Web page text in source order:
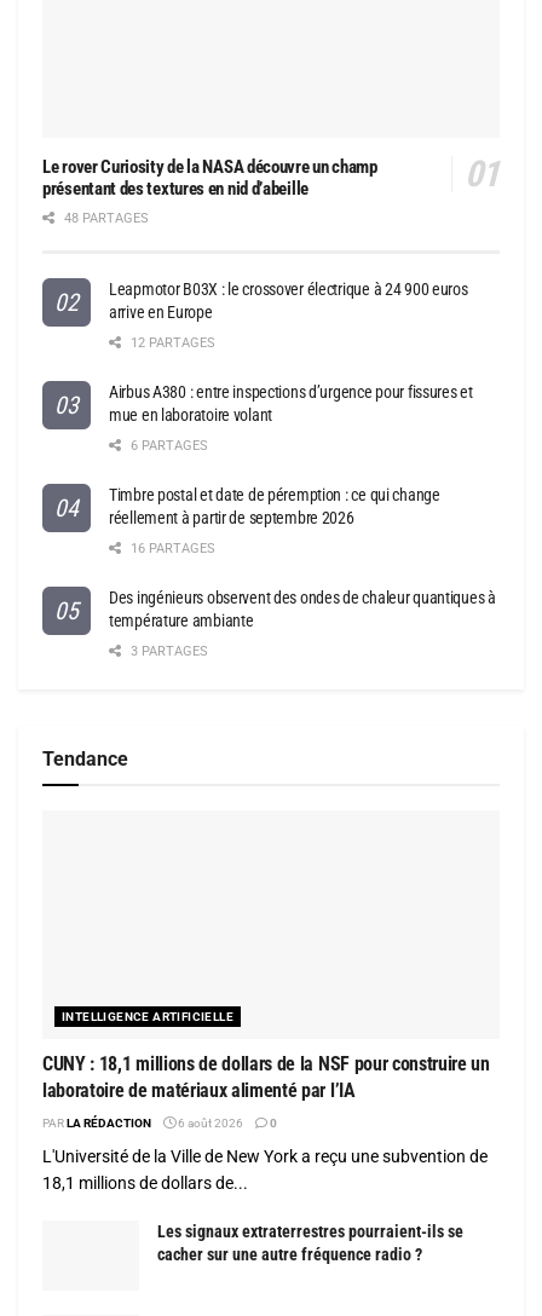
Le rover Curiosity de la NASA découvre un champ
présentant des textures en nid d’abeille
48 PARTAGES
Leapmotor B03X : le crossover électrique à 24 900 euros
arrive en Europe
12 PARTAGES
Airbus A380 : entre inspections d’urgence pour fissures et
mue en laboratoire volant
6 PARTAGES
Timbre postal et date de péremption : ce qui change
réellement à partir de septembre 2026
16 PARTAGES
Des ingénieurs observent des ondes de chaleur quantiques à
température ambiante
3 PARTAGES
Tendance
INTELLIGENCE ARTIFICIELLE
CUNY : 18,1 millions de dollars de la NSF pour construire un
laboratoire de matériaux alimenté par l’IA
PARLA RÉDACTION 6 août 2026 0
L'Université de la Ville de New York a reçu une subvention de
18,1 millions de dollars de...
Les signaux extraterrestres pourraient-ils se
cacher sur une autre fréquence radio ?